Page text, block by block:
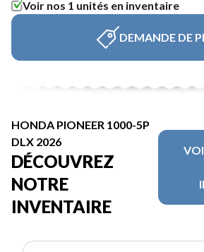
Voir nos 1 unités en inventaire
DEMANDE DE
HONDA PIONEER 1000-5P
DLX 2026
DÉCOUVREZ
NOTRE
INVENTAIRE